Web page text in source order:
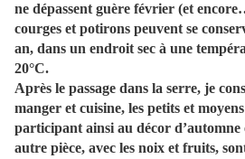
ne dépassent guère février (et
courges et potirons peuvent se
an, dans un endroit sec à une
20°C.
Après le passage dans la serre, je
manger et cuisine, les petits et
participant ainsi au décor d’automne
autre pièce, avec les noix et fruits,